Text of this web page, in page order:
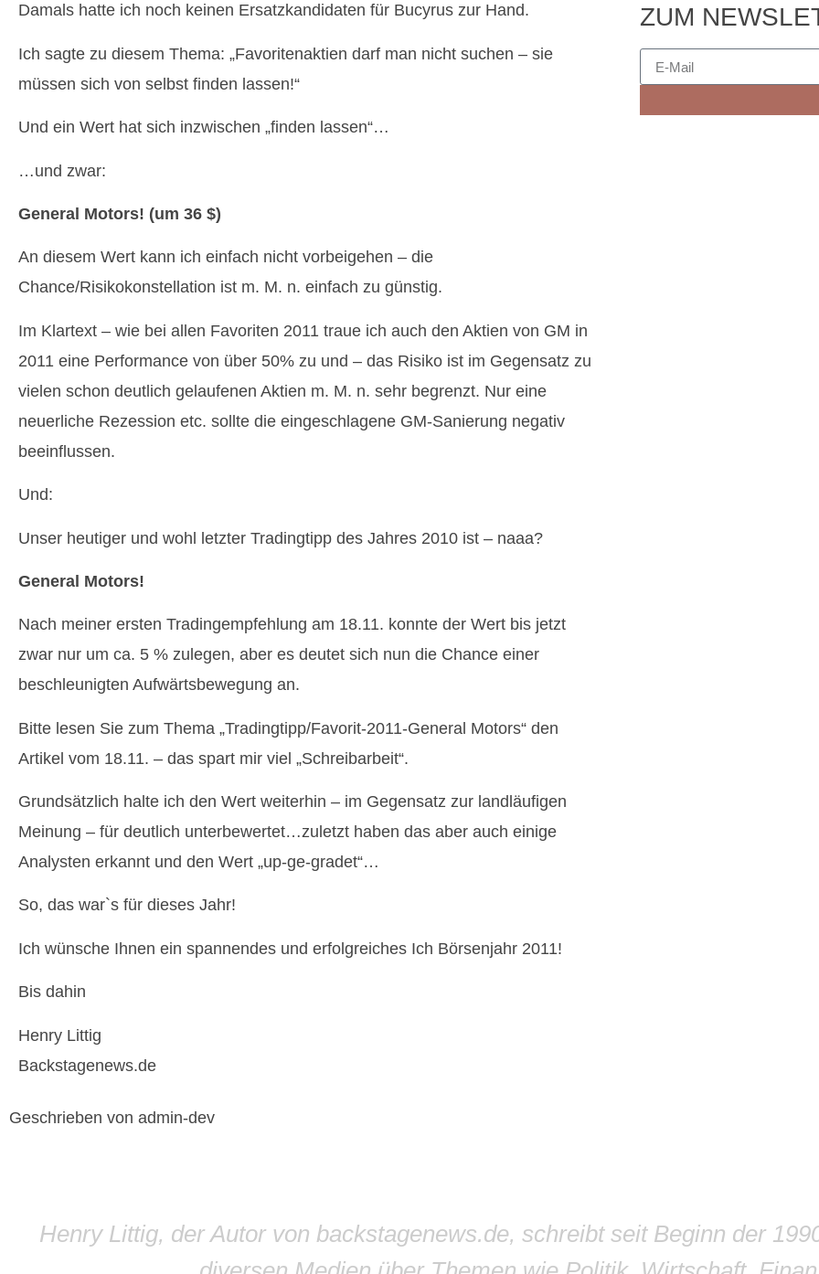
Damals hatte ich noch keinen Ersatzkandidaten für Bucyrus zur Hand.
Ich sagte zu diesem Thema: „Favoritenaktien darf man nicht suchen – sie
müssen sich von selbst finden lassen!“
Und ein Wert hat sich inzwischen „finden lassen“…
…und zwar:
General Motors! (um 36 $)
An diesem Wert kann ich einfach nicht vorbeigehen – die
Chance/Risikokonstellation ist m. M. n. einfach zu günstig.
Im Klartext – wie bei allen Favoriten 2011 traue ich auch den Aktien von GM in
2011 eine Performance von über 50% zu und – das Risiko ist im Gegensatz zu
vielen schon deutlich gelaufenen Aktien m. M. n. sehr begrenzt. Nur eine
neuerliche Rezession etc. sollte die eingeschlagene GM-Sanierung negativ
beeinflussen.
Und:
Unser heutiger und wohl letzter Tradingtipp des Jahres 2010 ist – naaa?
General Motors!
Nach meiner ersten Tradingempfehlung am 18.11. konnte der Wert bis jetzt
zwar nur um ca. 5 % zulegen, aber es deutet sich nun die Chance einer
beschleunigten Aufwärtsbewegung an.
Bitte lesen Sie zum Thema „Tradingtipp/Favorit-2011-General Motors“ den
Artikel vom 18.11. – das spart mir viel „Schreibarbeit“.
Grundsätzlich halte ich den Wert weiterhin – im Gegensatz zur landläufigen
Meinung – für deutlich unterbewertet…zuletzt haben das aber auch einige
Analysten erkannt und den Wert „up-ge-gradet“…
So, das war`s für dieses Jahr!
Ich wünsche Ihnen ein spannendes und erfolgreiches Ich Börsenjahr 2011!
Bis dahin
Henry Littig
Backstagenews.de
Geschrieben von admin-dev
ZUM
Henry Littig, der Autor von backstagenews.de, schreibt seit Beginn der